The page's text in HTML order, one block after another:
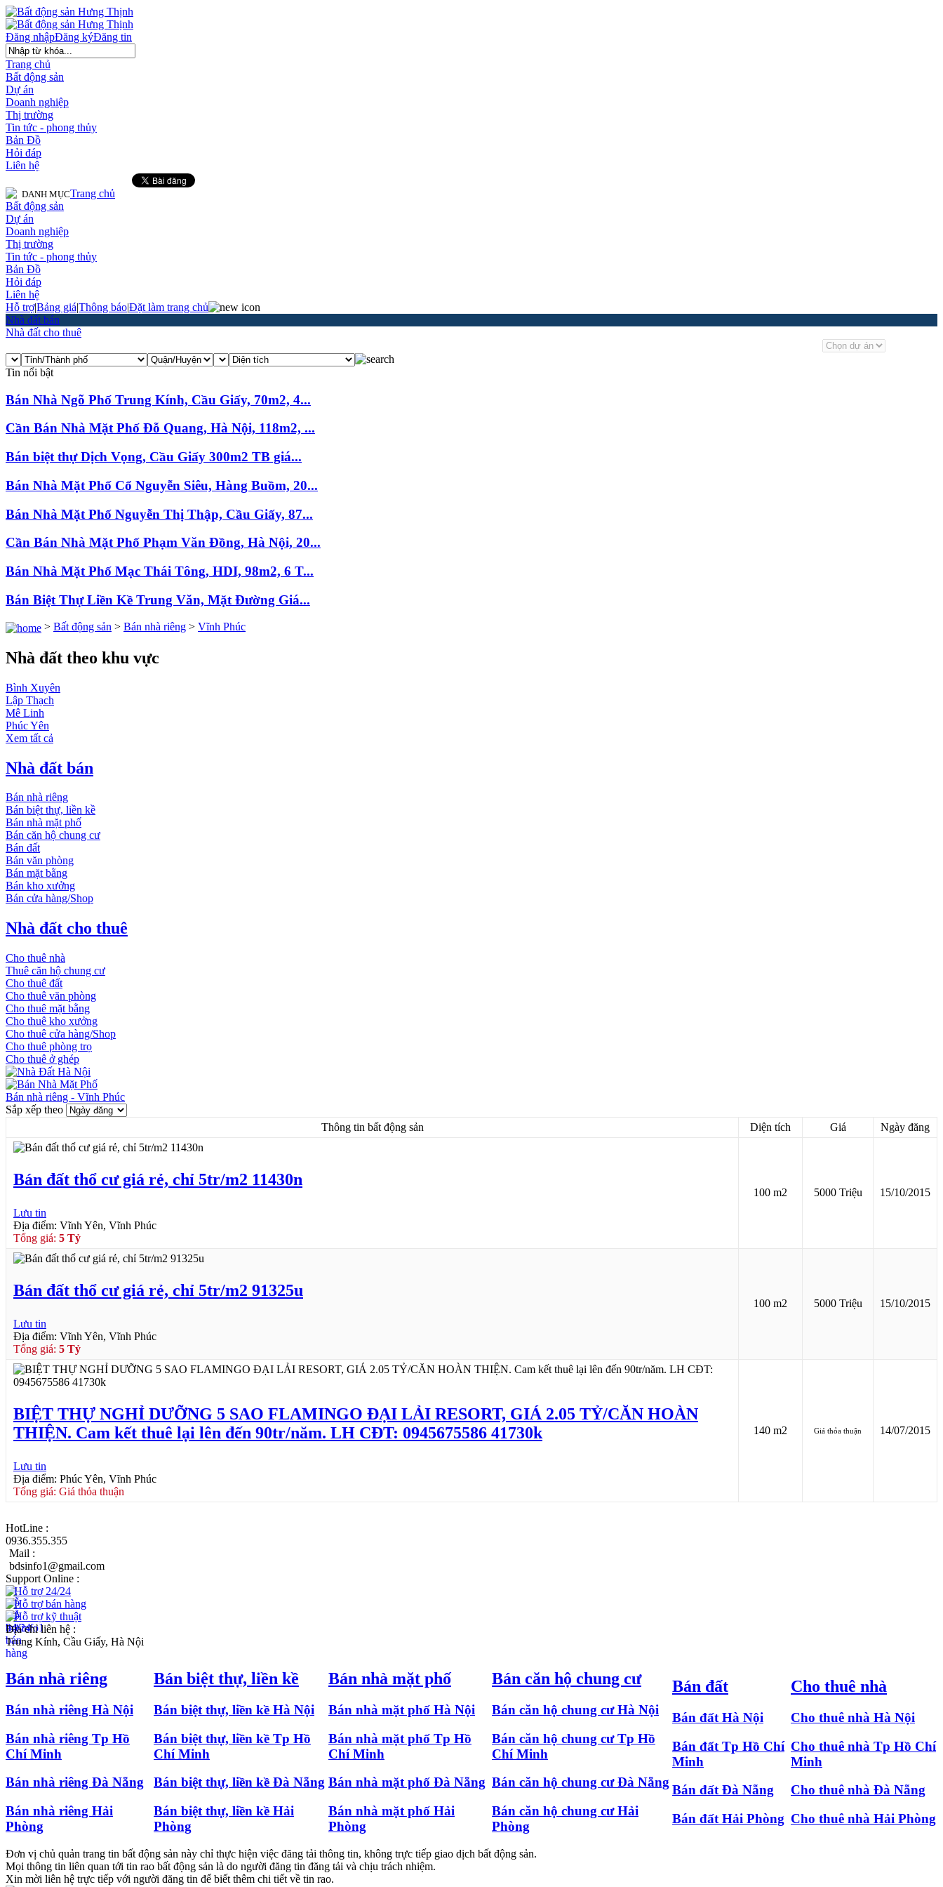
Đăng ký
Đăng nhập Đăng tin
Trang chủ
Bất động sản
Dự án
Doanh nghiệp
Thị trường
Tin tức - phong thủy
Bản Đồ
Hỏi đáp
Liên hệ
DANH MỤCTrang chủ
Bất động sản
Dự án
Doanh nghiệp
Thị trường
Tin tức - phong thủy
Bản Đồ
Hỏi đáp
Liên hệ
Hỗ trợ|Bảng giá|Thông báo|Đặt làm trang chủ
Nhà đất bán
Nhà đất cho thuê
Tin nổi bật
Bán Nhà Ngõ Phố Trung Kính, Cầu Giấy, 70m2, 4...
Cần Bán Nhà Mặt Phố Đỗ Quang, Hà Nội, 118m2, ...
Bán biệt thự Dịch Vọng, Cầu Giấy 300m2 TB giá...
Bán Nhà Mặt Phố Cổ Nguyễn Siêu, Hàng Buồm, 20...
Bán Nhà Mặt Phố Nguyễn Thị Thập, Cầu Giấy, 87...
Cần Bán Nhà Mặt Phố Phạm Văn Đồng, Hà Nội, 20...
Bán Nhà Mặt Phố Mạc Thái Tông, HDI, 98m2, 6 T...
Bán Biệt Thự Liền Kề Trung Văn, Mặt Đường Giá...
> Bất động sản > Bán nhà riêng > Vĩnh Phúc
Nhà đất theo khu vực
Bình Xuyên
Lập Thạch
Mê Linh
Phúc Yên
Xem tất cả
Nhà đất bán
Bán nhà riêng
Bán biệt thự, liền kề
Bán nhà mặt phố
Bán căn hộ chung cư
Bán đất
Bán văn phòng
Bán mặt bằng
Bán kho xưởng
Bán cửa hàng/Shop
Nhà đất cho thuê
Cho thuê nhà
Thuê căn hộ chung cư
Cho thuê đất
Cho thuê văn phòng
Cho thuê mặt bằng
Cho thuê kho xưởng
Cho thuê cửa hàng/Shop
Cho thuê phòng trọ
Cho thuê ở ghép
Bán nhà riêng - Vĩnh Phúc
Sắp xếp theo
Thông tin bất động sản
Diện tích Giá Ngày đăng
Bán đất thổ cư giá rẻ, chỉ 5tr/m2 11430n
Lưu tin
Địa điểm: Vĩnh Yên, Vĩnh Phúc
Tổng giá: 5 Tỷ
100 m2 5000 Triệu 15/10/2015
Bán đất thổ cư giá rẻ, chỉ 5tr/m2 91325u
Lưu tin
Địa điểm: Vĩnh Yên, Vĩnh Phúc
Tổng giá: 5 Tỷ
100 m2 5000 Triệu 15/10/2015
BIỆT THỰ NGHỈ DƯỠNG 5 SAO FLAMINGO ĐẠI LẢI RESORT, GIÁ 2.05 TỶ/CĂN HOÀN
THIỆN. Cam kết thuê lại lên đến 90tr/năm. LH CĐT: 0945675586 41730k
Lưu tin
Địa điểm: Phúc Yên, Vĩnh Phúc
Tổng giá: Giá thỏa thuận
140 m2 Giá thỏa thuận 14/07/2015
HotLine :
0936.355.355
Mail :
bdsinfo1@gmail.com
Support Online :
Hỗ trợ 24/24
Hỗ trợ bán hàng
Hỗ trợ kỹ thuật
Địa chỉ liên hệ :
Trung Kính, Cầu Giấy, Hà Nội
Bán nhà riêng
Bán nhà riêng Hà Nội
Bán nhà riêng Tp Hồ
Chí Minh
Bán nhà riêng Đà Nẵng
Bán nhà riêng Hải
Phòng
Bán biệt thự, liền kề
Bán biệt thự, liền kề Hà Nội
Bán biệt thự, liền kề Tp Hồ
Chí Minh
Bán biệt thự, liền kề Đà Nẵng
Bán biệt thự, liền kề Hải
Phòng
Bán nhà mặt phố
Bán nhà mặt phố Hà Nội
Bán nhà mặt phố Tp Hồ
Chí Minh
Bán nhà mặt phố Đà Nẵng
Bán nhà mặt phố Hải
Phòng
Bán căn hộ chung cư
Bán căn hộ chung cư Hà Nội
Bán căn hộ chung cư Tp Hồ
Chí Minh
Bán căn hộ chung cư Đà Nẵng
Bán căn hộ chung cư Hải
Phòng
Bán đất
Bán đất Hà Nội
Bán đất Tp Hồ Chí
Minh
Bán đất Đà Nẵng
Bán đất Hải Phòng
Cho thuê nhà
Cho thuê nhà Hà Nội
Cho thuê nhà Tp Hồ Chí
Minh
Cho thuê nhà Đà Nẵng
Cho thuê nhà Hải Phòng
Đơn vị chủ quản trang tin bất động sản này chỉ thực hiện việc đăng tải thông tin, không trực tiếp giao dịch bất động sản.
Mọi thông tin liên quan tới tin rao bất động sản là do người đăng tin đăng tải và chịu trách nhiệm.
Xin mời liên hệ trực tiếp với người đăng tin để biết thêm chi tiết về tin rao.